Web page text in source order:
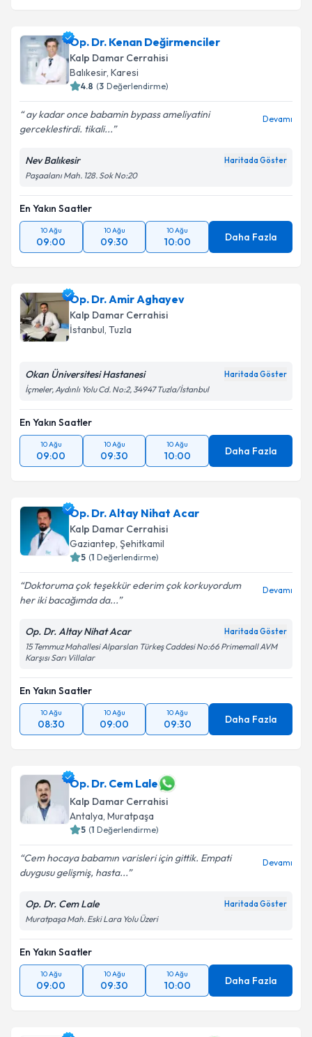
Op. Dr. Kenan Değirmenciler
Kalp Damar Cerrahisi
Balıkesir, Karesi
4.8 (3 Değerlendirme)
ay kadar once babamin bypass ameliyatini
gerceklestirdi. tikali...
Devamı
Nev Balıkesir Haritada Göster
Paşaalanı Mah. 128. Sok No:20
En Yakın Saatler
10 Ağu
09:00
10 Ağu
09:30
10 Ağu
10:00 Daha Fazla
Op. Dr. Amir Aghayev
Kalp Damar Cerrahisi
İstanbul, Tuzla
Okan Üniversitesi Hastanesi Haritada Göster
İçmeler, Aydınlı Yolu Cd. No:2, 34947 Tuzla/İstanbul
En Yakın Saatler
10 Ağu
09:00
10 Ağu
09:30
10 Ağu
10:00 Daha Fazla
Op. Dr. Altay Nihat Acar
Kalp Damar Cerrahisi
Gaziantep, Şehitkamil
5 (1 Değerlendirme)
Doktoruma çok teşekkür ederim çok korkuyordum
her iki bacağımda da...
Devamı
Op. Dr. Altay Nihat Acar Haritada Göster
15 Temmuz Mahallesi Alparslan Türkeş Caddesi No:66 Primemall AVM
Karşısı Sarı Villalar
En Yakın Saatler
10 Ağu
08:30
10 Ağu
09:00
10 Ağu
09:30 Daha Fazla
Op. Dr. Cem Lale
Kalp Damar Cerrahisi
Antalya, Muratpaşa
5 (1 Değerlendirme)
Cem hocaya babamın varisleri için gittik. Empati
duygusu gelişmiş, hasta...
Devamı
Op. Dr. Cem Lale Haritada Göster
Muratpaşa Mah. Eski Lara Yolu Üzeri
En Yakın Saatler
10 Ağu
09:00
10 Ağu
09:30
10 Ağu
10:00 Daha Fazla